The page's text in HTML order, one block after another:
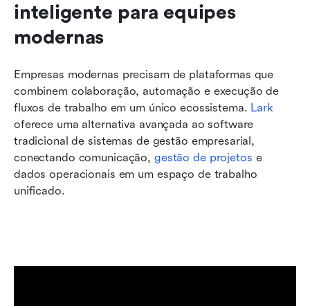
inteligente para equipes
modernas
Empresas modernas precisam de plataformas que
combinem colaboração, automação e execução de
fluxos de trabalho em um único ecossistema. Lark
oferece uma alternativa avançada ao software
tradicional de sistemas de gestão empresarial,
conectando comunicação, gestão de projetos e
dados operacionais em um espaço de trabalho
unificado.